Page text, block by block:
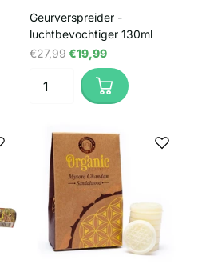
Geurverspreider -
luchtbevochtiger 130ml
€27,99€19,99